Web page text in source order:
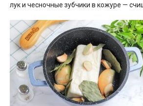
лук и чесночные зубчики в кожуре —